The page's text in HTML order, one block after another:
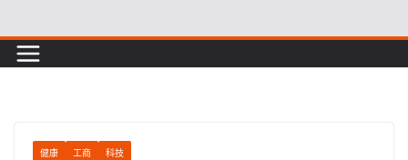
to
content
健康 工商 科技